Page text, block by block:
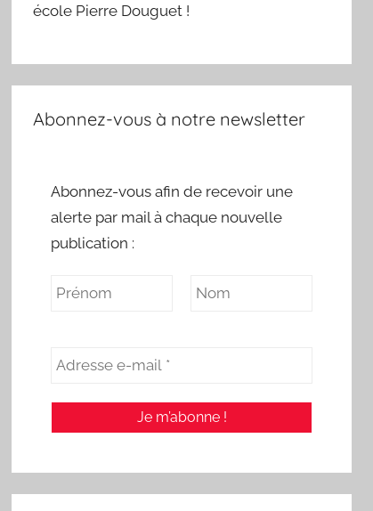
école Pierre Douguet !
Abonnez-vous à notre newsletter
Abonnez-vous afin de recevoir une
alerte par mail à chaque nouvelle
publication :